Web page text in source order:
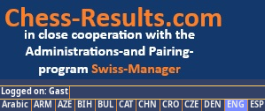
Logged on: Gast
Arabic ARM AZE BIH BUL CAT CHN CRO CZE DEN ENG ESP